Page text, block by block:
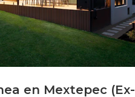
en Mextepec (Ex-